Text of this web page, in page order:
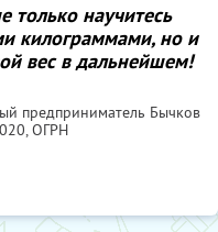
только научитесь
килограммами, но и
вес в дальнейшем!
предприниматель Бычков
, ОГРН